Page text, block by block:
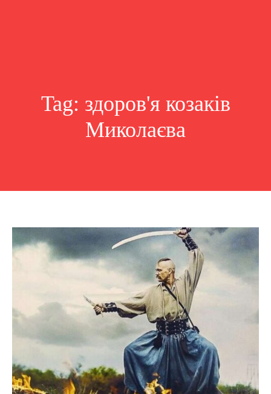
Tag: здоров'я козаків
Миколаєва